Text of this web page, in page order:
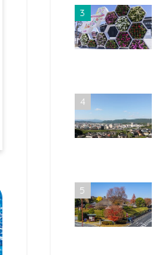
3
4
5